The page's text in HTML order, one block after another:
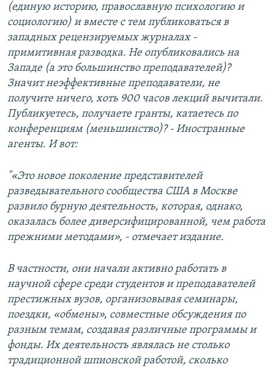
(единую историю, православную психологию и
социологию) и вместе с тем публиковаться в
западных рецензируемых журналах -
примитивная разводка. Не опубликовались на
Западе (а это большинство преподавателей)?
Значит неэффективные преподаватели, не
получите ничего, хоть 900 часов лекций вычитали.
Публикуетесь, получаете гранты, катаетесь по
конференциям (меньшинство)? - Иностранные
агенты. И вот:
"«Это новое поколение представителей
разведывательного сообщества США в Москве
развило бурную деятельность, которая, однако,
оказалась более диверсифицированной, чем работа
прежними методами», - отмечает издание.
В частности, они начали активно работать в
научной сфере среди студентов и преподавателей
престижных вузов, организовывая семинары,
поездки, «обмены», совместные обсуждения по
разным темам, создавая различные программы и
фонды. Их деятельность являлась не столько
традиционной шпионской работой, сколько